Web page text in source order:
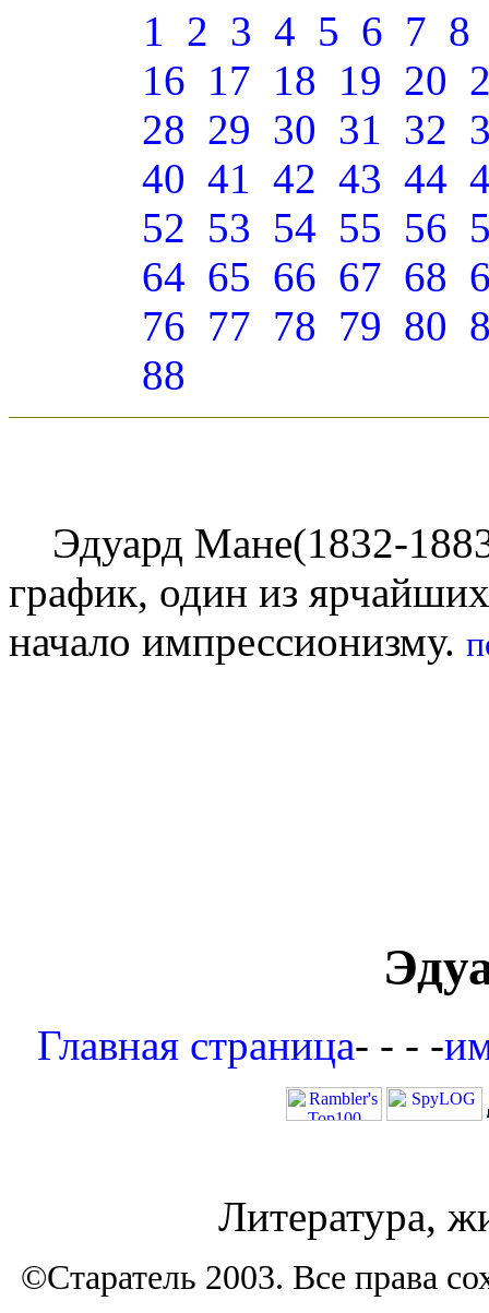
1 2 3 4 5 6 7 8
16 17 18 19 20
28 29 30 31 32
40 41 42 43 44
52 53 54 55 56
64 65 66 67 68
76 77 78 79 80
88
Эдуард Мане(1832-
график, один из
начало импрессионизму.
Главная страница- - - -
Литература,
©Старатель 2003. Все